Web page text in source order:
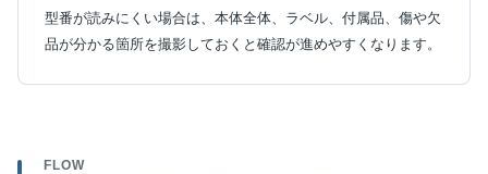
型番が読みにくい場合は、本体全体、ラベル、付属品、傷や欠
品が分かる箇所を撮影しておくと確認が進めやすくなります。
FLOW